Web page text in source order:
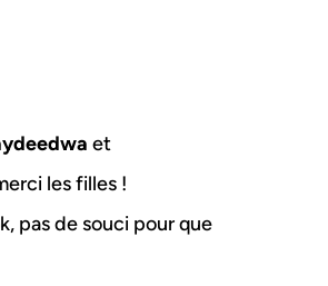
et
les filles !
pas de souci pour que